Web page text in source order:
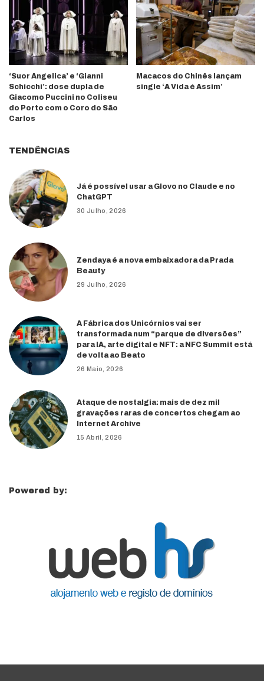
‘Suor Angelica’ e ‘Gianni
Schicchi’: dose dupla de
Giacomo Puccini no Coliseu
do Porto com o Coro do São
Carlos
Macacos do Chinês lançam
single ‘A Vida é Assim’
TENDÊNCIAS
Já é possível usar a Glovo no Claude e no
ChatGPT
30 Julho, 2026
Zendaya é a nova embaixadora da Prada
Beauty
29 Julho, 2026
A Fábrica dos Unicórnios vai ser
transformada num “parque de diversões”
para IA, arte digital e NFT: a NFC Summit está
de volta ao Beato
26 Maio, 2026
Ataque de nostalgia: mais de dez mil
gravações raras de concertos chegam ao
Internet Archive
15 Abril, 2026
Powered by: